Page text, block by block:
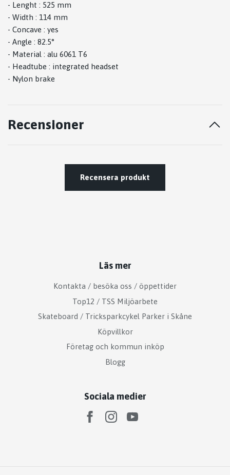
- Lenght : 525 mm
- Width : 114 mm
- Concave : yes
- Angle : 82.5°
- Material : alu 6061 T6
- Headtube : integrated headset
- Nylon brake
Recensioner
Recensera produkt
Läs mer
Kontakta / besöka oss / öppettider
Top12 / TSS Miljöarbete
Skateboard / Tricksparkcykel Parker i Skåne
Köpvillkor
Företag och kommun inköp
Blogg
Sociala medier